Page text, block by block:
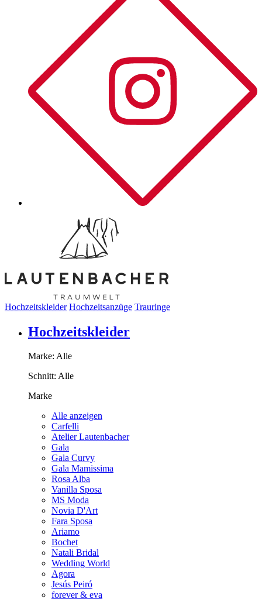
Hochzeitskleider Hochzeitsanzüge Trauringe
Hochzeitskleider
Marke: Alle
Schnitt: Alle
Marke
Alle anzeigen
Carfelli
Atelier Lautenbacher
Gala
Gala Curvy
Gala Mamissima
Rosa Alba
Vanilla Sposa
MS Moda
Novia D'Art
Fara Sposa
Ariamo
Bochet
Natali Bridal
Wedding World
Agora
Jesús Peiró
forever & eva